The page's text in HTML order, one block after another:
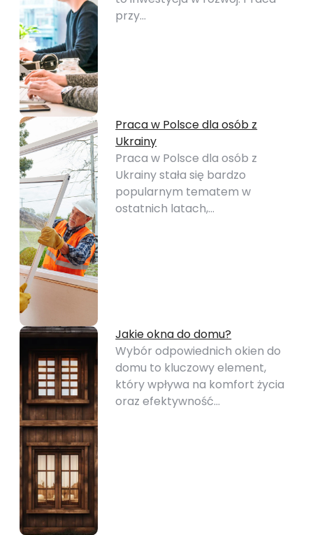
przy…
Praca w Polsce dla osób z
Ukrainy
Praca w Polsce dla osób z
Ukrainy stała się bardzo
popularnym tematem w
ostatnich latach,…
Jakie okna do domu?
Wybór odpowiednich okien do
domu to kluczowy element,
który wpływa na komfort życia
oraz efektywność…